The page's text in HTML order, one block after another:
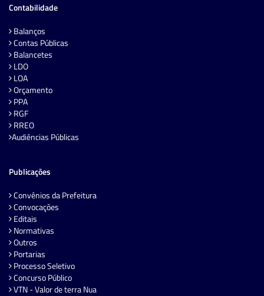
Contabilidade
Balanços
Contas Públicas
Balancetes
LDO
LOA
Orçamento
PPA
RGF
RREO
Audiências Públicas
Publicações
Convênios da Prefeitura
Convocações
Editais
Normativas
Outros
Portarias
Processo Seletivo
Concurso Público
VTN - Valor de terra Nua